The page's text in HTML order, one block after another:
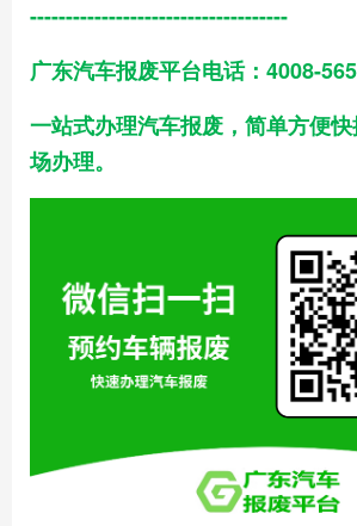
------------------------------------
广东汽车报废平台电话：4008-
一站式办理汽车报废，简单方便
场办理。